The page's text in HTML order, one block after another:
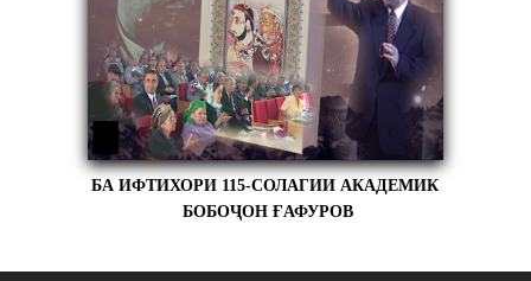
БА ИФТИХОРИ 115-СОЛАГИИ АКАДЕМИК
БОБОҶОН ҒАФУРОВ